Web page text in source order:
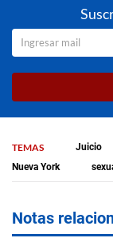
TEMAS Juicio
Nueva York
Notas